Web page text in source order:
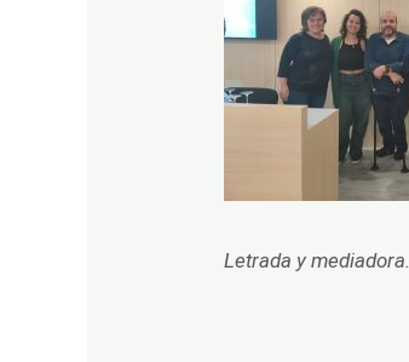
Letrada y mediadora.